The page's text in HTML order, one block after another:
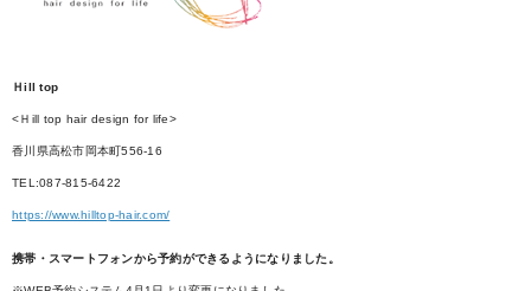
Ｈill top
<Ｈill top hair design for life>
香川県高松市岡本町556-16
TEL:087-815-6422
https://www.hilltop-hair.com/
携帯・スマートフォンから予約ができるようになりました。